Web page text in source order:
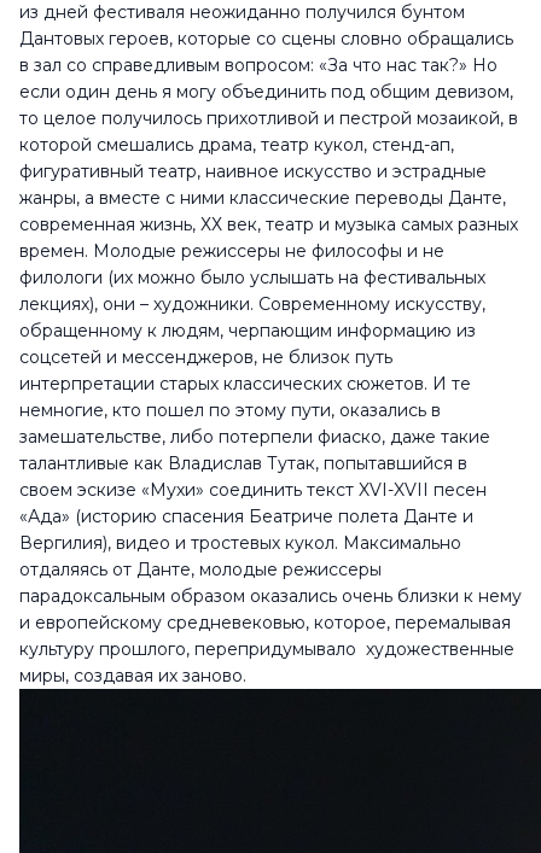
из дней фестиваля неожиданно получился бунтом
Дантовых героев, которые со сцены словно обращались
в зал со справедливым вопросом: «За что нас так?» Но
если один день я могу объединить под общим девизом,
то целое получилось прихотливой и пестрой мозаикой, в
которой смешались драма, театр кукол, стенд-ап,
фигуративный театр, наивное искусство и эстрадные
жанры, а вместе с ними классические переводы Данте,
современная жизнь, ХХ век, театр и музыка самых разных
времен. Молодые режиссеры не философы и не
филологи (их можно было услышать на фестивальных
лекциях), они – художники. Современному искусству,
обращенному к людям, черпающим информацию из
соцсетей и мессенджеров, не близок путь
интерпретации старых классических сюжетов. И те
немногие, кто пошел по этому пути, оказались в
замешательстве, либо потерпели фиаско, даже такие
талантливые как Владислав Тутак, попытавшийся в
своем эскизе «Мухи» соединить текст XVI-XVII песен
«Ада» (историю спасения Беатриче полета Данте и
Вергилия), видео и тростевых кукол. Максимально
отдаляясь от Данте, молодые режиссеры
парадоксальным образом оказались очень близки к нему
и европейскому средневековью, которое, перемалывая
культуру прошлого, перепридумывало художественные
миры, создавая их заново.